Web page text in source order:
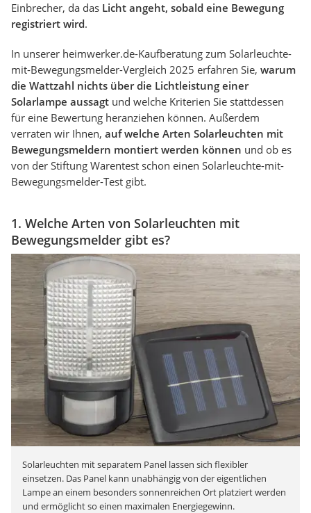
Einbrecher, da das Licht angeht, sobald eine Bewegung
registriert wird.
In unserer heimwerker.de-Kaufberatung zum Solarleuchte-
mit-Bewegungsmelder-Vergleich 2025 erfahren Sie, warum
die Wattzahl nichts über die Lichtleistung einer
Solarlampe aussagt und welche Kriterien Sie stattdessen
für eine Bewertung heranziehen können. Außerdem
verraten wir Ihnen, auf welche Arten Solarleuchten mit
Bewegungsmeldern montiert werden können und ob es
von der Stiftung Warentest schon einen Solarleuchte-mit-
Bewegungsmelder-Test gibt.
1. Welche Arten von Solarleuchten mit
Bewegungsmelder gibt es?
Solarleuchten mit separatem Panel lassen sich flexibler
einsetzen. Das Panel kann unabhängig von der eigentlichen
Lampe an einem besonders sonnenreichen Ort platziert werden
und ermöglicht so einen maximalen Energiegewinn.